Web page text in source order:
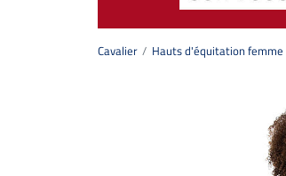
Cavalier Hauts d'équitation femme